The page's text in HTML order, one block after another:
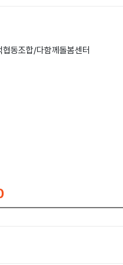
동조합/다함께돌봄센터